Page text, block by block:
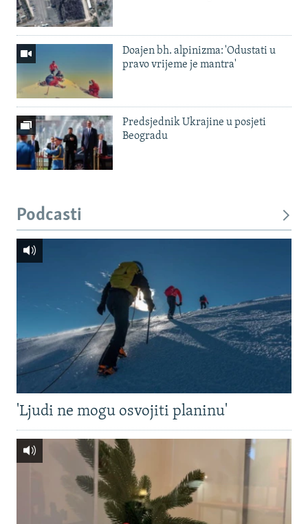
Doajen bh. alpinizma: 'Odustati u
pravo vrijeme je mantra'
Predsjednik Ukrajine u posjeti
Beogradu
Podcasti
'Ljudi ne mogu osvojiti planinu'